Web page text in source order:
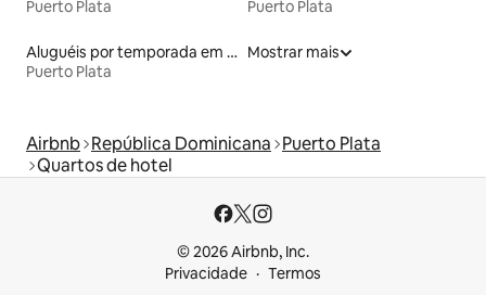
Puerto Plata
Puerto Plata
Aluguéis por temporada em albergue
Puerto Plata
Mostrar mais
Airbnb República Dominicana Puerto Plata
Quartos de hotel
© 2026 Airbnb, Inc.
Privacidade
Termos